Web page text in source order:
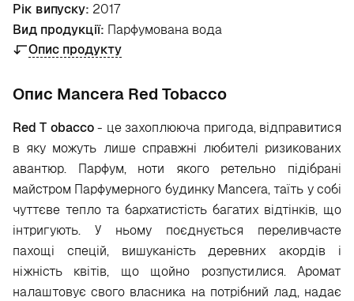
Рік випуску: 2017
Вид продукції: Парфумована вода
Опис продукту
Опис Mancera Red Tobacco
Red T obacco- це захоплююча пригода, відправитися
в яку можуть лише справжні любителі ризикованих
авантюр. Парфум, ноти якого ретельно підібрані
майстром Парфумерного будинку Mancera, таїть у собі
чуттєве тепло та бархатистість багатих відтінків, що
інтригують. У ньому поєднується переливчасте
пахощі спецій, вишуканість деревних акордів і
ніжність квітів, що щойно розпустилися. Аромат
налаштовує свого власника на потрібний лад, надає